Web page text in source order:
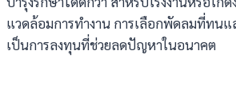
แวดล้อมการทำงาน การเลือกพัดลมที่ทนแ
เป็นการลงทุนที่ช่วยลดปัญหาในอนาคต